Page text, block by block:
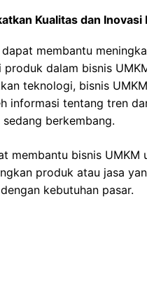
Kualitas dan Inovasi
membantu
produk dalam bisnis
teknologi, bisnis
informasi tentang tren
berkembang.
membantu bisnis UMKM
produk atau jasa
kebutuhan pasar.